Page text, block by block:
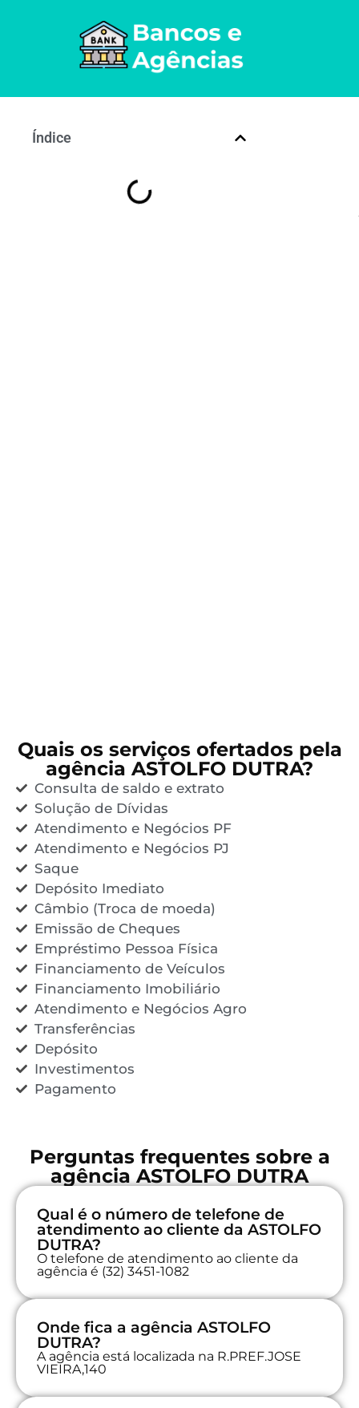
Índice
Quais os serviços ofertados pela
agência ASTOLFO DUTRA?
Consulta de saldo e extrato
Solução de Dívidas
Atendimento e Negócios PF
Atendimento e Negócios PJ
Saque
Depósito Imediato
Câmbio (Troca de moeda)
Emissão de Cheques
Empréstimo Pessoa Física
Financiamento de Veículos
Financiamento Imobiliário
Atendimento e Negócios Agro
Transferências
Depósito
Investimentos
Pagamento
Perguntas frequentes sobre a
agência ASTOLFO DUTRA
Qual é o número de telefone de
atendimento ao cliente da ASTOLFO
DUTRA?
O telefone de atendimento ao cliente da
agência é (32) 3451-1082
Onde fica a agência ASTOLFO
DUTRA?
A agência está localizada na R.PREF.JOSE
VIEIRA,140